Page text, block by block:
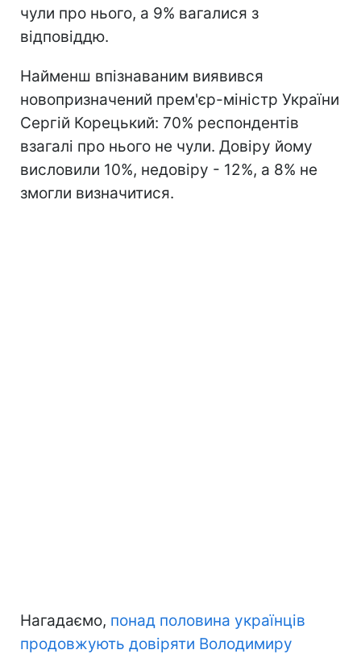
чули про нього, а 9% вагалися з
відповіддю.
Найменш впізнаваним виявився
новопризначений прем'єр-міністр України
Сергій Корецький: 70% респондентів
взагалі про нього не чули. Довіру йому
висловили 10%, недовіру - 12%, а 8% не
змогли визначитися.
Нагадаємо, понад половина українців
продовжують довіряти Володимиру